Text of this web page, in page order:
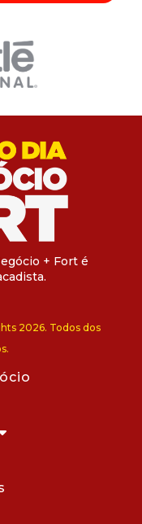
+ Fort é
2026. Todos dos